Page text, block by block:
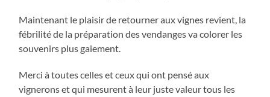
Maintenant le plaisir de retourner aux vignes revient, la
fébrilité de la préparation des vendanges va colorer les
souvenirs plus gaiement.
Merci à toutes celles et ceux qui ont pensé aux
vignerons et qui mesurent à leur juste valeur tous les